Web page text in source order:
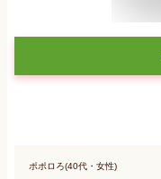
ポポロろ(40代・女性)